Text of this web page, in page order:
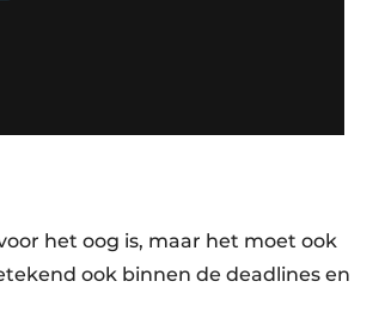
het oog is, maar het moet ook
ook binnen de deadlines en